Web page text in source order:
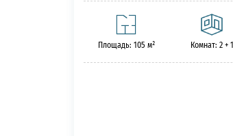
Площадь: 105 м² Комнат: 2 + 1